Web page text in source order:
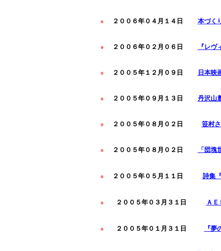
● ２００６年０４月１４日 本づく
● ２００６年０２月０６日 『レ
● ２００５年１２月０９日 日本映
● ２００５年０９月１３日 丹沢山
● ２００５年０８月０２日 笹村
● ２００５年０８月０２日 「団
● ２００５年０５月１１日 詩集
● ２００５年０３月３１日 Ａ
● ２００５年０１月３１日 『